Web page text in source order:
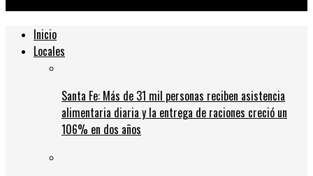
Inicio
Locales
Santa Fe: Más de 31 mil personas reciben asistencia
alimentaria diaria y la entrega de raciones creció un
106% en dos años